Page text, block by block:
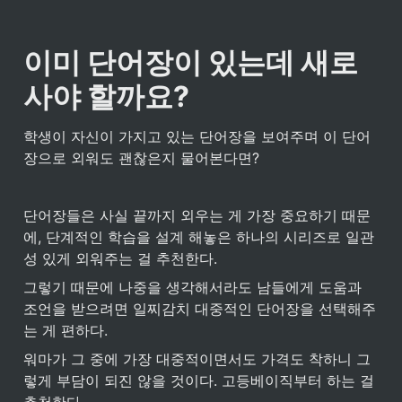
이미 단어장이 있는데 새로
사야 할까요?
학생이 자신이 가지고 있는 단어장을 보여주며 이 단어
장으로 외워도 괜찮은지 물어본다면?
단어장들은 사실 끝까지 외우는 게 가장 중요하기 때문
에, 단계적인 학습을 설계 해놓은 하나의 시리즈로 일관
성 있게 외워주는 걸 추천한다.
그렇기 때문에 나중을 생각해서라도 남들에게 도움과
조언을 받으려면 일찌감치 대중적인 단어장을 선택해주
는 게 편하다.
워마가 그 중에 가장 대중적이면서도 가격도 착하니 그
렇게 부담이 되진 않을 것이다. 고등베이직부터 하는 걸